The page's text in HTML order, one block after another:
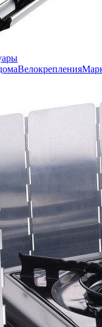
Велокрепления